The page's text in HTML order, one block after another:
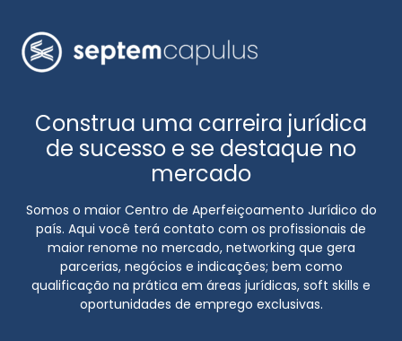
Construa uma carreira jurídica
de sucesso e se destaque no
mercado
Somos o maior Centro de Aperfeiçoamento Jurídico do
país. Aqui você terá contato com os profissionais de
maior renome no mercado, networking que gera
parcerias, negócios e indicações; bem como
qualificação na prática em áreas jurídicas, soft skills e
oportunidades de emprego exclusivas.